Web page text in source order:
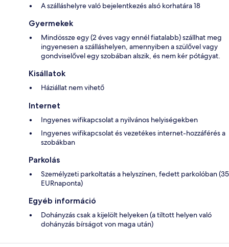
A szálláshelyre való bejelentkezés alsó korhatára 18
Gyermekek
Mindössze egy (2 éves vagy ennél fiatalabb) szállhat meg
ingyenesen a szálláshelyen, amennyiben a szülővel vagy
gondviselővel egy szobában alszik, és nem kér pótágyat.
Kisállatok
Háziállat nem vihető
Internet
Ingyenes wifikapcsolat a nyilvános helyiségekben
Ingyenes wifikapcsolat és vezetékes internet-hozzáférés a
szobákban
Parkolás
Személyzeti parkoltatás a helyszínen, fedett parkolóban (35
EURnaponta)
Egyéb információ
Dohányzás csak a kijelölt helyeken (a tiltott helyen való
dohányzás bírságot von maga után)